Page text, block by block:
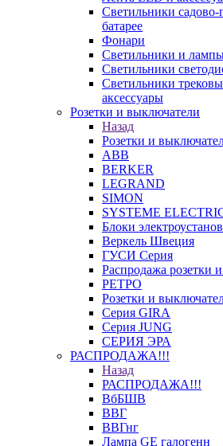
Светильники
батарее
Фонари
Светильники и
Светильники
Светильники
аксессуары
Розетки и выключатели
Назад
Розетки и
ABB
BERKER
LEGRAND
SIMON
SYSTEME
Блоки
Веркель Швеция
ГУСИ Серия
Распродажа розетки
РЕТРО
Розетки и
Серия GIRA
Серия JUNG
СЕРИЯ ЭРА
РАСПРОДАЖА!!!
Назад
РАСПРОДАЖА!!!
ВбБШВ
ВВГ
ВВГнг
Лампа GE галогенн